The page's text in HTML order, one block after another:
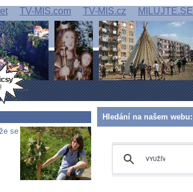
TV-MIS.com TV-MIS.cz MILUJTE.SE
se
Hledání na našem webu: